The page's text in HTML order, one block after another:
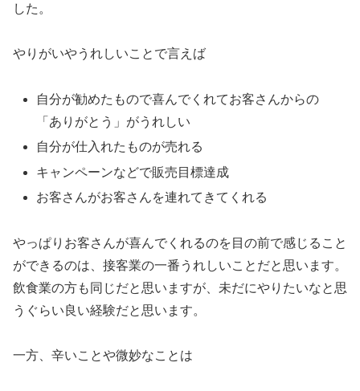
した。
やりがいやうれしいことで言えば
自分が勧めたもので喜んでくれてお客さんからの
「ありがとう」がうれしい
自分が仕入れたものが売れる
キャンペーンなどで販売目標達成
お客さんがお客さんを連れてきてくれる
やっぱりお客さんが喜んでくれるのを目の前で感じること
ができるのは、接客業の一番うれしいことだと思います。
飲食業の方も同じだと思いますが、未だにやりたいなと思
うぐらい良い経験だと思います。
一方、辛いことや微妙なことは